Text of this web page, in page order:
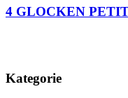
4 GLOCKEN
Kategorie